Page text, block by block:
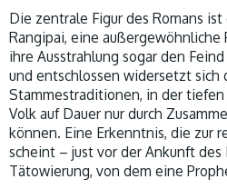
Die zentrale Figur des Romans
Rangipai, eine außergewöhnliche
ihre Ausstrahlung sogar den
und entschlossen widersetzt sich
Stammestraditionen, in der tiefen
Volk auf Dauer nur durch
können. Eine Erkenntnis, die zur
scheint – just vor der Ankunft des
Tätowierung, von dem eine